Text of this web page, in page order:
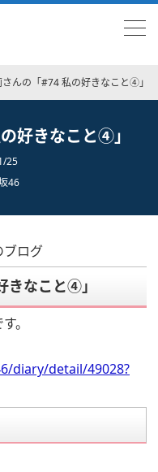
んの「#74 私の好きなこと④」
好きなこと④」
25
46
ブログ
きなこと④」
。
diary/detail/49028?